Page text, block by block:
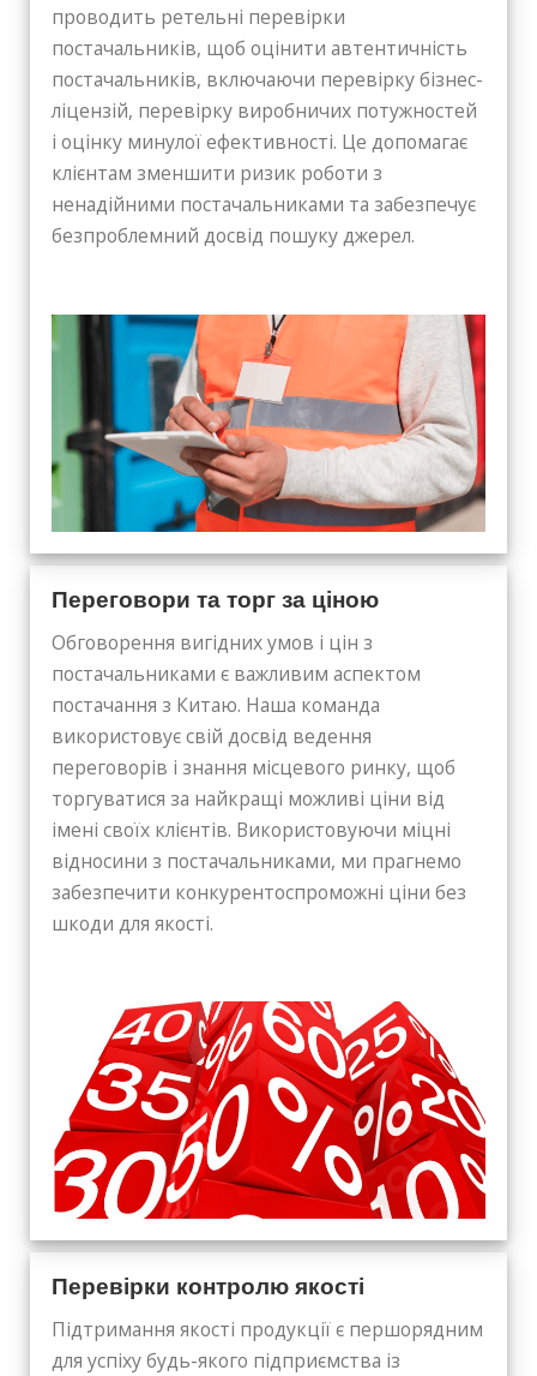
проводить ретельні перевірки
постачальників, щоб оцінити автентичність
постачальників, включаючи перевірку бізнес-
ліцензій, перевірку виробничих потужностей
і оцінку минулої ефективності. Це допомагає
клієнтам зменшити ризик роботи з
ненадійними постачальниками та забезпечує
безпроблемний досвід пошуку джерел.
Переговори та торг за ціною
Обговорення вигідних умов і цін з
постачальниками є важливим аспектом
постачання з Китаю. Наша команда
використовує свій досвід ведення
переговорів і знання місцевого ринку, щоб
торгуватися за найкращі можливі ціни від
імені своїх клієнтів. Використовуючи міцні
відносини з постачальниками, ми прагнемо
забезпечити конкурентоспроможні ціни без
шкоди для якості.
Перевірки контролю якості
Підтримання якості продукції є першорядним
для успіху будь-якого підприємства із